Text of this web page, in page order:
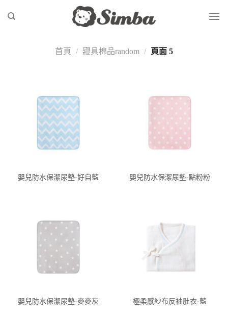
首頁 / 寢具棉品random / 頁面 5
嬰兒防水保潔尿墊-好自藍 嬰兒防水保潔尿墊-點粉粉
嬰兒防水保潔尿墊-麥麥灰 極柔感紗布反袖肚衣-藍